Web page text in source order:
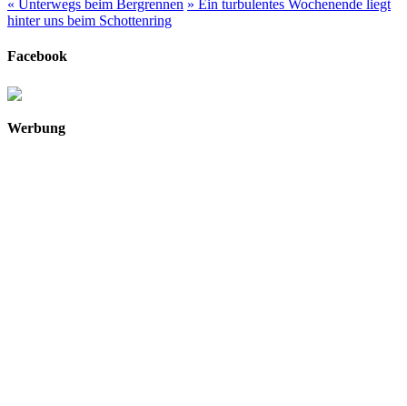
« Unterwegs beim Bergrennen » Ein turbulentes Wochenende liegt
hinter uns beim Schottenring
Facebook
Werbung